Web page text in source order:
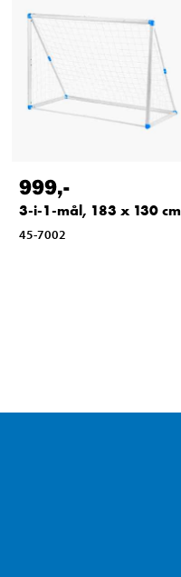
999,-
3-i-1-mål, 183 x 130 cm
45-7002